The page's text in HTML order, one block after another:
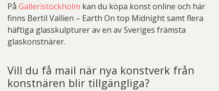
På Galleristockholm kan du köpa konst online och här
finns Bertil Vallien – Earth On top Midnight samt flera
häftiga glasskulpturer av en av Sveriges främsta
glaskonstnärer.
Vill du få mail när nya konstverk från
konstnären blir tillgängliga?